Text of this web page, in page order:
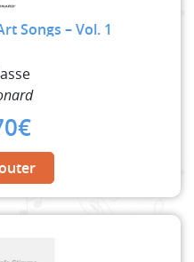
Songs – Vol. 1
€